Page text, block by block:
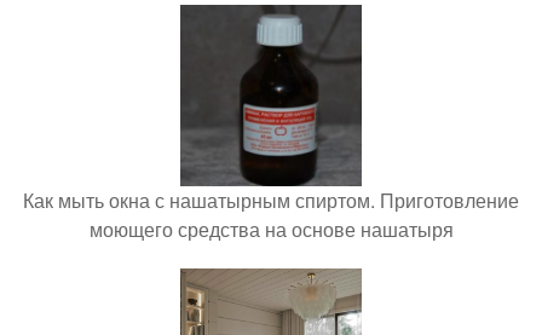
Как мыть окна с нашатырным спиртом. Приготовление
моющего средства на основе нашатыря